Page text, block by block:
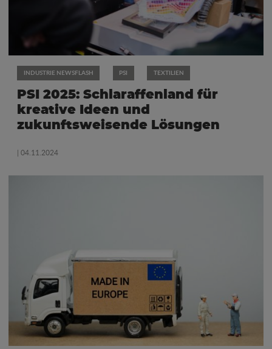
INDUSTRIE NEWSFLASH PSI TEXTILIEN
PSI 2025: Schlaraffenland für
kreative Ideen und
zukunftsweisende Lösungen
| 04.11.2024